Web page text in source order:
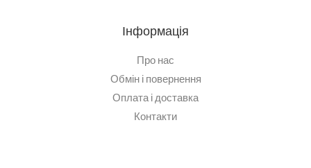
Інформація
Про нас
Обмін і повернення
Оплата і доставка
Контакти